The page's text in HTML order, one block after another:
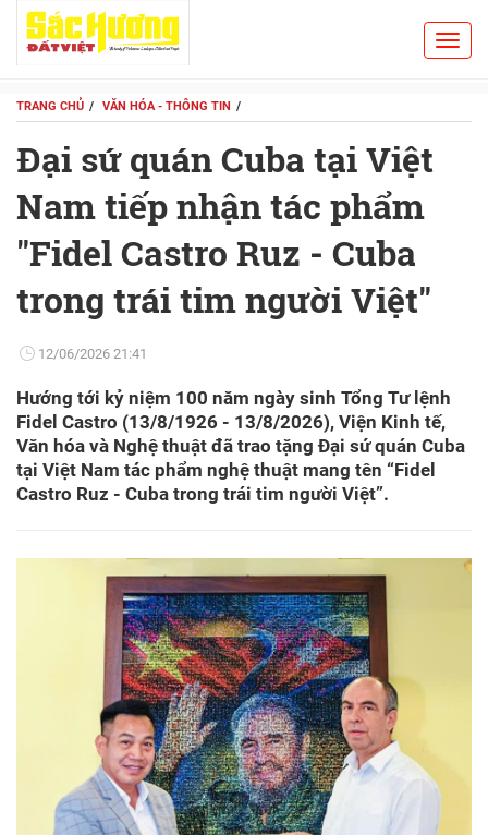
TRANG CHỦ VĂN HÓA - THÔNG TIN
Đại sứ quán Cuba tại Việt
Nam tiếp nhận tác phẩm
"Fidel Castro Ruz - Cuba
trong trái tim người Việt"
12/06/2026 21:41
Hướng tới kỷ niệm 100 năm ngày sinh Tổng Tư lệnh
Fidel Castro (13/8/1926 - 13/8/2026), Viện Kinh tế,
Văn hóa và Nghệ thuật đã trao tặng Đại sứ quán Cuba
tại Việt Nam tác phẩm nghệ thuật mang tên “Fidel
Castro Ruz - Cuba trong trái tim người Việt”.